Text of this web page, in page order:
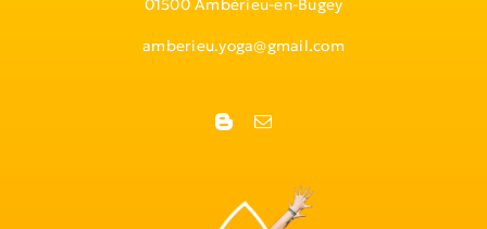
01500 Ambérieu-en-Bugey
amberieu.yoga@gmail.com